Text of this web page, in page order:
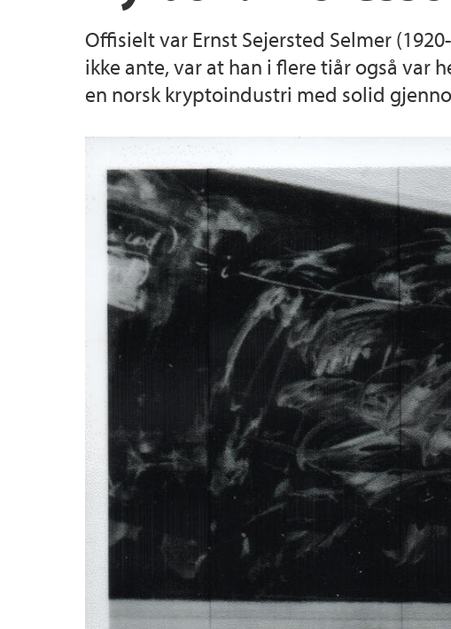
Innovasjon og entreprenørskap
Etter- og videreutdanning
Lektorutdanning ved NT-fakultetet
Hydrogenforskning på UiB
Institutter, sentre og enheter
Pedagogisk akademi
Prisar og utmerkingar
Hjertestartere ved NT-fakultetet
Offisielt var Ernst Sejersted Selmer
ikke ante, var at han i flere tiår også var
en norsk kryptoindustri med solid